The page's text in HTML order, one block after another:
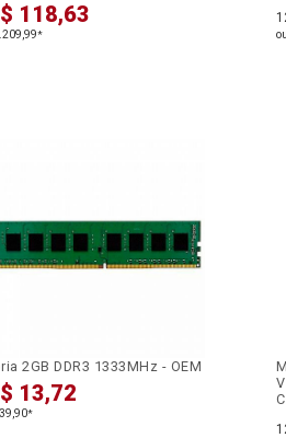
118,63
*
2GB DDR3 1333MHz - OEM
13,72
*